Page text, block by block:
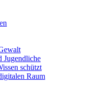
Jugendliche
schützt
Raum